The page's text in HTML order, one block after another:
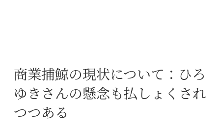
商業捕鯨の現状について：ひろ
ゆきさんの懸念も払しょくされ
つつある